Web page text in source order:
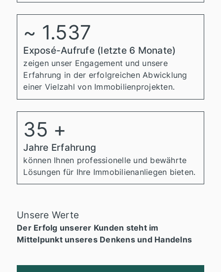
~ 1.537
Exposé-Aufrufe (letzte 6 Monate)
zeigen unser Engagement und unsere
Erfahrung in der erfolgreichen Abwicklung
einer Vielzahl von Immobilienprojekten.
35 +
Jahre Erfahrung
können Ihnen professionelle und bewährte
Lösungen für Ihre Immobilienanliegen bieten.
Unsere Werte
Der Erfolg unserer Kunden steht im
Mittelpunkt unseres Denkens und Handelns